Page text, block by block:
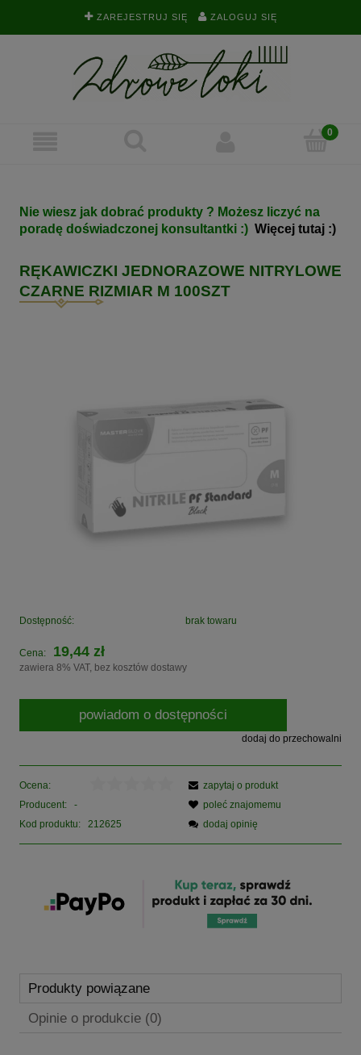
ZAREJESTRUJ SIĘ ZALOGUJ SIĘ
Nie wiesz jak dobrać produkty ? Możesz liczyć na
poradę doświadczonej konsultantki :) Więcej tutaj :)
RĘKAWICZKI JEDNORAZOWE NITRYLOWE
CZARNE RIZMIAR M 100SZT
Dostępność: brak towaru
Cena: 19,44 zł
zawiera 8% VAT, bez kosztów dostawy
powiadom o dostępności
dodaj do przechowalni
Ocena:
Producent:
-
Kod produktu:
212625
zapytaj o produkt
poleć znajomemu
dodaj opinię
Produkty powiązane
Opinie o produkcie (0)